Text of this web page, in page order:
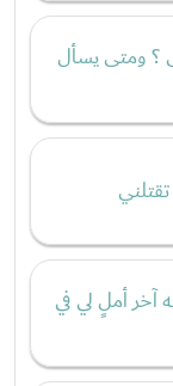
؟ ومتى يسأل
أملٍ لي في